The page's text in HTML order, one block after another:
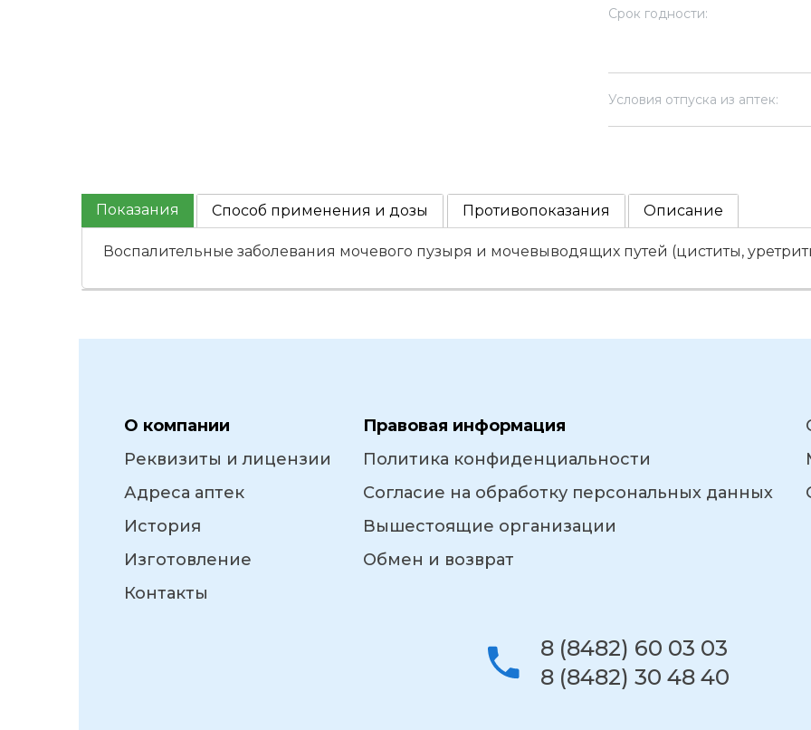
Срок годности:
Условия отпуска из аптек:
Показания Способ применения и дозы Противопоказания Описание
Воспалительные заболевания мочевого пузыря и мочевыводящих путей (циститы,
О компании
Реквизиты и лицензии
Адреса аптек
История
Изготовление
Контакты
Правовая информация
Политика конфиденциальности
Согласие на обработку персональных данных
Вышестоящие организации
Обмен и возврат
8 (8482) 60 03 03
8 (8482) 30 48 40